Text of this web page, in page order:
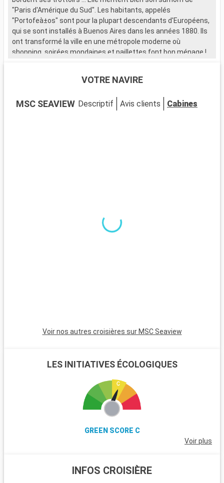
"Paris d'Amérique du Sud". Les habitants, appelés
"Portofeà±os" sont pour la plupart descendants d'Européens,
qui se sont installés à Buenos Aires dans les années 1880. Ils
ont transformé la ville en une métropole moderne où
shopping, soirées mondaines et paillettes font bon ménage !
VOTRE NAVIRE
MSC SEAVIEW Descriptif Avis clients Cabines
Voir nos autres croisières sur MSC Seaview
LES INITIATIVES ÉCOLOGIQUES
GREEN SCORE C
Voir plus
INFOS CROISIÈRE